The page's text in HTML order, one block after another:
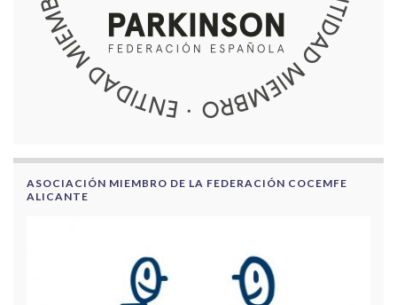
ASOCIACIÓN MIEMBRO DE LA FEDERACIÓN COCEMFE
ALICANTE